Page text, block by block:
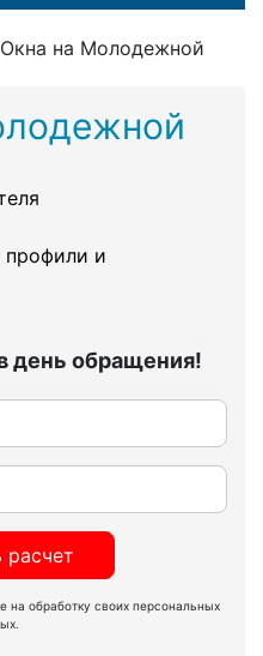
Окна на Молодежной
профили и
день обращения!
расчет
на обработку своих персональных